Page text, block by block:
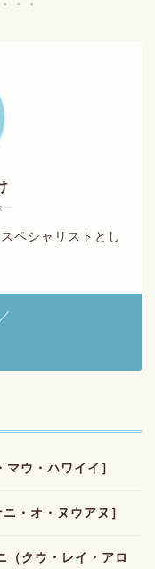
ー
ペシャリストとし
ウ・ハワイイ］
・オ・ヌウアヌ］
クウ・レイ・アロ